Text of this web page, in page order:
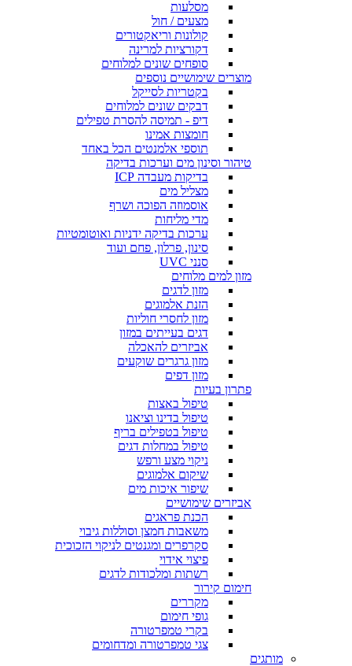
מסלעות
מצעים / חול
קולונות וריאקטורים
דקורציות למרינה
סופחים שונים למלוחים
מוצרים שימושיים נוספים
בקטריות לסייקל
דבקים שונים למלוחים
דיפ - תמיסה להסרת טפילים
חומצות אמינו
תוספי אלמנטים הכל באחד
טיהור וסינון מים וערכות בדיקה
בדיקות מעבדה ICP
מצליל מים
אוסמוזה הפוכה ושרף
מדי מליחות
ערכות בדיקה ידניות ואוטומטיות
סינון, פרלון, פחם ועוד
סנני UVC
מזון למים מלוחים
מזון לדגים
הזנת אלמוגים
מזון לחסרי חוליות
דגים בעייתים במזון
אביזרים להאכלה
מזון גרגרים שוקעים
מזון דפים
פתרון בעיות
טיפול באצות
טיפול בדינו וציאנו
טיפול בטפילים בריף
טיפול במחלות דגים
ניקוי מצע ורפש
שיקום אלמוגים
שיפור איכות מים
אביזרים שימושיים
הכנת פראגים
משאבות חמצן וסוללות גיבוי
סקרפרים ומגנטים לניקוי הזכוכית
פיצוי אידוי
רשתות ומלכודות לדגים
חימום קירור
מקררים
גופי חימום
בקרי טמפרטורה
צגי טמפרטורה ומדחומים
מותגים